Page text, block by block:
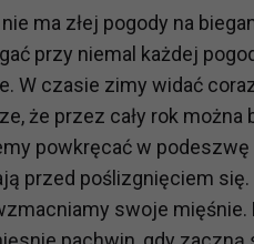
ma złej pogody na
przy niemal każdej
W czasie zimy widać
że przez cały rok
powkręcać w
przed poślizgnięciem
swoje
Zaufanych parterów.
masz prawa w stosunku
między innymi prawo do
wycofać zgodę na
tutaj.
Jakie są podstawy prawne
Każde przetwarzanie Twoich